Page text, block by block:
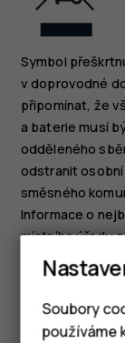
Symbol
v doprovodné
připomínat, že
a baterie musí
odděleného
odstranit
směsného
Informace o
místního úřadu
programu
dostupnosti ve
Soubory
používáme